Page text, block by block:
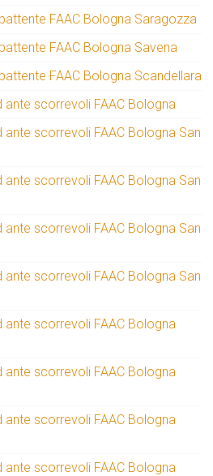
FAAC Bologna Saragozza
FAAC Bologna Savena
FAAC Bologna Scandellara
ante scorrevoli FAAC Bologna
ante scorrevoli FAAC Bologna San
ante scorrevoli FAAC Bologna San
ante scorrevoli FAAC Bologna San
ante scorrevoli FAAC Bologna San
ante scorrevoli FAAC Bologna
ante scorrevoli FAAC Bologna
ante scorrevoli FAAC Bologna
ante scorrevoli FAAC Bologna